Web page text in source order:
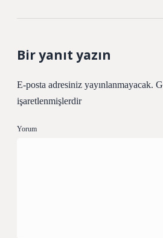
Bir yanıt yazın
E-posta adresiniz yayınlanmayacak.
işaretlenmişlerdir
Yorum